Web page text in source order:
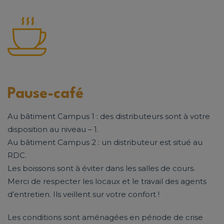
Pause-café
Au bâtiment Campus 1 : des distributeurs sont à votre
disposition au niveau – 1.
Au bâtiment Campus 2 : un distributeur est situé au
RDC.
Les boissons sont à éviter dans les salles de cours.
Merci de respecter les locaux et le travail des agents
d’entretien. Ils veillent sur votre confort !
Les conditions sont aménagées en période de crise